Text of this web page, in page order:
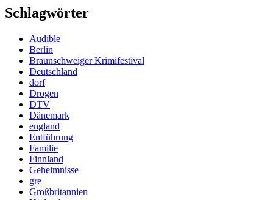
Schlagwörter
Audible
Berlin
Braunschweiger Krimifestival
Deutschland
dorf
Drogen
DTV
Dänemark
england
Entführung
Familie
Finnland
Geheimnisse
gre
Großbritannien